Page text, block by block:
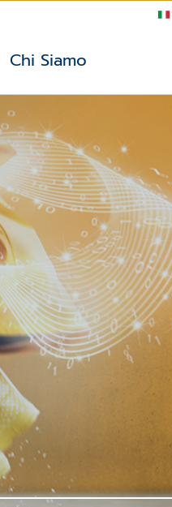
Chi Siamo